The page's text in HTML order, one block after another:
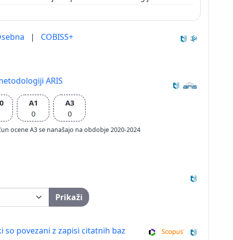
| COBISS+
ARIS
A1
0
A3
0
ocene A3 se nanašajo na obdobje 2020-2024
Prikaži
so povezani z zapisi citatnih baz